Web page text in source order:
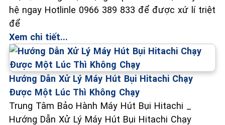
hệ ngay Hotlinle 0966 389 833 để được xứ lí triệt
để
Xem chi tiết...
Hướng Dẫn Xử Lý Máy Hút Bụi Hitachi Chạy
Được Một Lúc Thì Không Chạy
Trung Tâm Bảo Hành Máy Hút Bụi Hitachi _
Hướng Dẫn Xử Lý Máy Hút Bụi Hitachi Chạy